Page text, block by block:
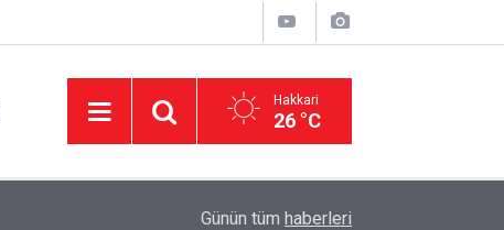
Hakkari
26 °C
İsviçre’nin iade ettiği Bahar Yalçınkaya 15
Günün tüm haberleri